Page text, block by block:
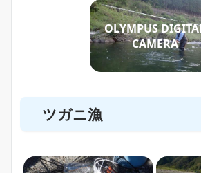
OLYMPUS
CAMERA
ツガニ漁